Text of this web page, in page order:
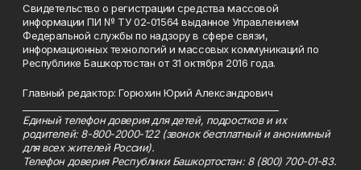
Свидетельство о регистрации средства массовой
информации ПИ № ТУ 02-01564 выданное Управлением
Федеральной службы по надзору в сфере связи,
информационных технологий и массовых коммуникаций по
Республике Башкортостан от 31 октября 2016 года.
Главный редактор: Горюхин Юрий Александрович
Единый телефон доверия для детей, подростков и их
родителей: 8-800-2000-122 (звонок бесплатный и анонимный
для всех жителей России).
Телефон доверия Республики Башкортостан: 8 (800) 700-01-83.